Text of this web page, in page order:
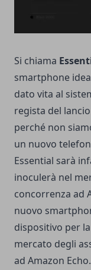
Si chiama
smartphone
dato vita al
regista del
perché non
un nuovo
Essential sarà
inoculerà nel
concorrenza ad
nuovo
dispositivo per
mercato degli
ad Amazon